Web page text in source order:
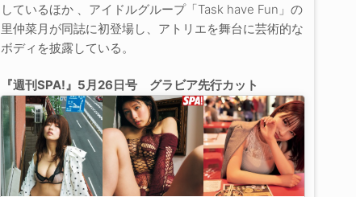
しているほか 、アイドルグループ「Task have Fun」の
里仲菜月が同誌に初登場し、アトリエを舞台に芸術的な
ボディを披露している。
『週刊SPA!』5月26日号 グラビア先行カット